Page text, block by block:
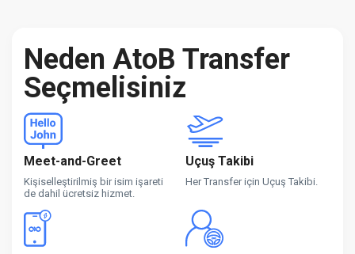
Neden AtoB Transfer
Seçmelisiniz
Meet-and-Greet
Kişiselleştirilmiş bir isim işareti
de dahil ücretsiz hizmet.
Uçuş Takibi
Her Transfer için Uçuş Takibi.